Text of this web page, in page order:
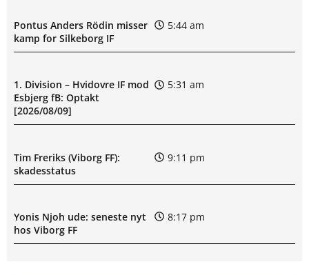
Pontus Anders Rödin misser
kamp for Silkeborg IF
5:44 am
1. Division – Hvidovre IF mod
Esbjerg fB: Optakt
[2026/08/09]
5:31 am
Tim Freriks (Viborg FF):
skadesstatus
9:11 pm
Yonis Njoh ude: seneste nyt
hos Viborg FF
8:17 pm